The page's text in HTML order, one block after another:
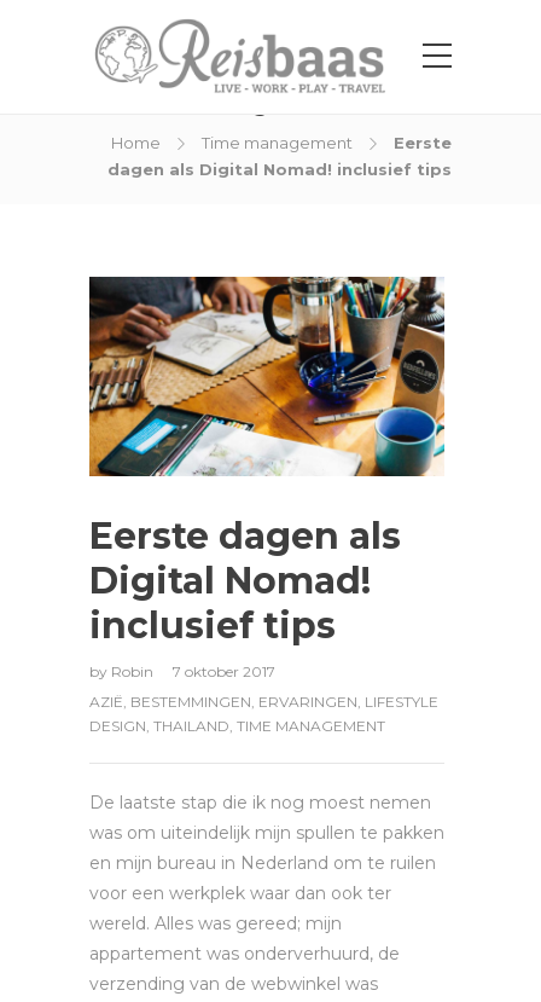
Home Time management
Eerste
dagen als Digital Nomad! inclusief tips
Eerste dagen als
Digital Nomad!
inclusief tips
by Robin
7 oktober 2017
AZIË, BESTEMMINGEN, ERVARINGEN, LIFESTYLE
DESIGN, THAILAND, TIME MANAGEMENT
De laatste stap die ik nog moest nemen
was om uiteindelijk mijn spullen te pakken
en mijn bureau in Nederland om te ruilen
voor een werkplek waar dan ook ter
wereld. Alles was gereed; mijn
appartement was onderverhuurd, de
verzending van de webwinkel was